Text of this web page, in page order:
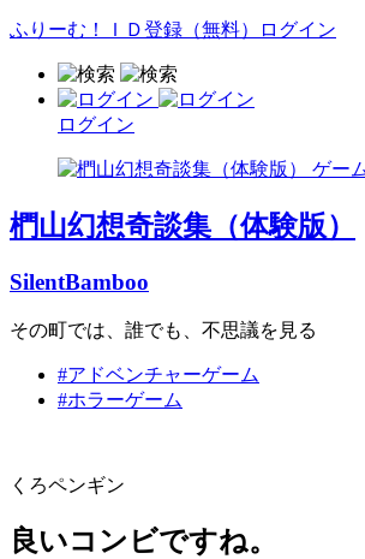
ふりーむ！ＩＤ登録（無料） ログイン
ログイン
椚山幻想奇談集（体験版）
SilentBamboo
その町では、誰でも、不思議を見る
#アドベンチャーゲーム
#ホラーゲーム
くろペンギン
良いコンビですね。